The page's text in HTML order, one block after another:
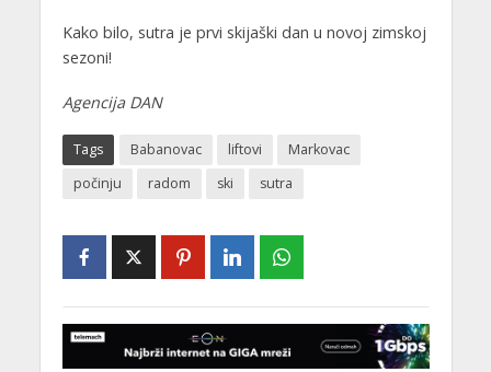
Kako bilo, sutra je prvi skijaški dan u novoj zimskoj
sezoni!
Agencija DAN
Tags Babanovac liftovi
Markovac
počinju
radom ski sutra